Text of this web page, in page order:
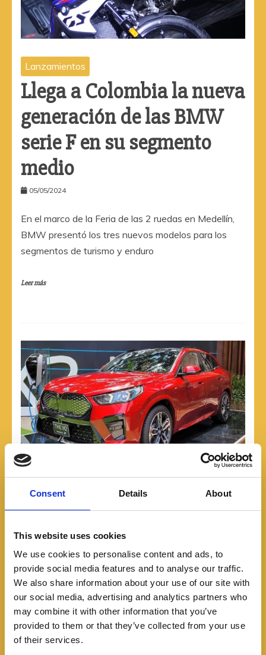
Consent Details About
This website uses cookies
We use cookies to personalise content and ads, to
provide social media features and to analyse our traffic.
We also share information about your use of our site with
our social media, advertising and analytics partners who
may combine it with other information that you’ve
provided to them or that they’ve collected from your use
of their services.
Lanzamientos
Llega a Colombia la nueva
generación de las BMW
serie F en su segmento
medio
05/05/2024
En el marco de la Feria de las 2 ruedas en Medellín,
BMW presentó los tres nuevos modelos para los
segmentos de turismo y enduro
Leer más
Lanzamientos
Colombia en su versión
eléctrica iX2 con una
nueva silueta fastback